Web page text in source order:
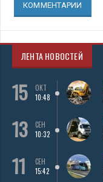
КОММЕНТАРИИ
ЛЕНТА НОВОСТЕЙ
15
ОКТ
10:48
13
СЕН
10:32
11
СЕН
15:42